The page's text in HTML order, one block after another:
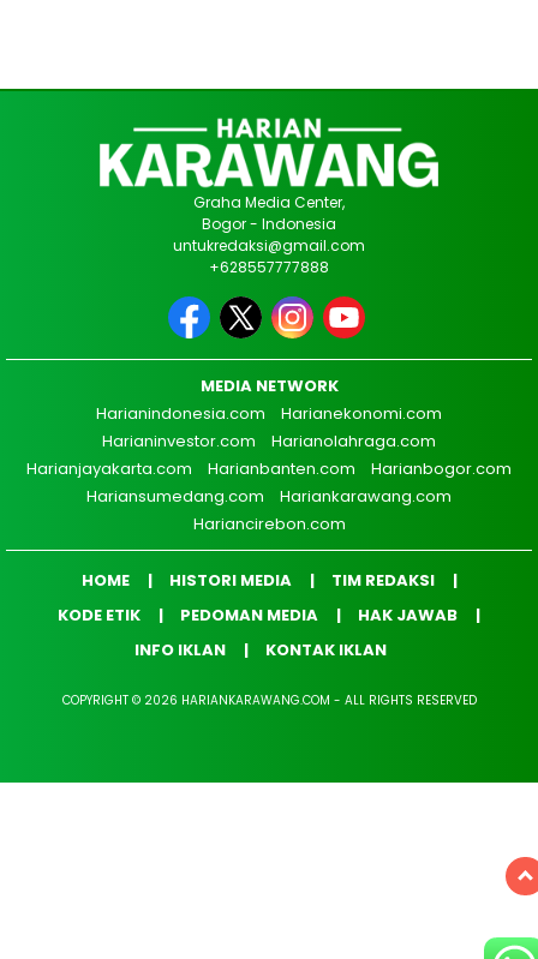
Graha Media Center,
Bogor - Indonesia
untukredaksi@gmail.com
+628557777888
MEDIA NETWORK
Harianindonesia.com
Harianekonomi.com
Harianinvestor.com
Harianolahraga.com
Harianjayakarta.com
Harianbanten.com
Harianbogor.com
Hariansumedang.com
Hariankarawang.com
Hariancirebon.com
HOME HISTORI MEDIA
TIM REDAKSI
KODE ETIK
PEDOMAN MEDIA
HAK JAWAB
INFO IKLAN
KONTAK IKLAN
COPYRIGHT © 2026 HARIANKARAWANG.COM - ALL RIGHTS RESERVED